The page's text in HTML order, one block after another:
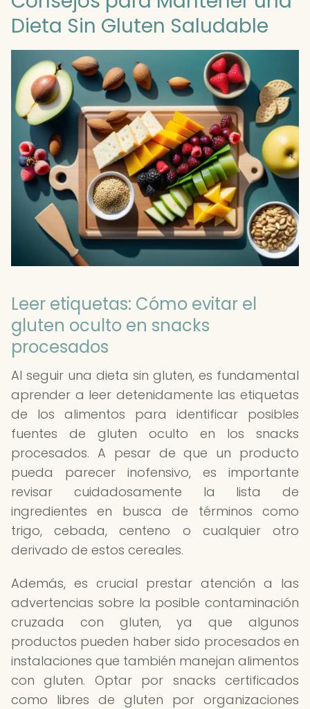
Dieta Sin Gluten Saludable
Leer etiquetas: Cómo evitar el
gluten oculto en snacks
procesados
Al seguir una dieta sin gluten, es fundamental
aprender a leer detenidamente las etiquetas
de los alimentos para identificar posibles
fuentes de gluten oculto en los snacks
procesados. A pesar de que un producto
pueda parecer inofensivo, es importante
revisar cuidadosamente la lista de
ingredientes en busca de términos como
trigo, cebada, centeno o cualquier otro
derivado de estos cereales.
Además, es crucial prestar atención a las
advertencias sobre la posible contaminación
cruzada con gluten, ya que algunos
productos pueden haber sido procesados en
instalaciones que también manejan alimentos
con gluten. Optar por snacks certificados
como libres de gluten por organizaciones